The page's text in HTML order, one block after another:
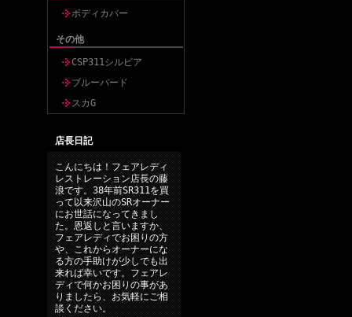
ボディカバー
その他
CSP311シルビア
ブルーバード
スカG
店長日記
こんにちは！フェアレディ
レストレーション店長の藤
浪です。38年前SR311を買
って以来沢山のSRオーナー
にお世話になってきまし
た。恩返しと言いますか、
フェアレディでお困りの方
や、これからオーナーにな
る方の手助けが少しでも出
来れば幸いです。フェアレ
ディで何かお困りの事があ
りましたら、お気軽にご相
談ください。